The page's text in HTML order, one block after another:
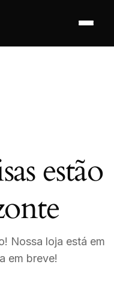
estão
Nossa loja está em
em breve!